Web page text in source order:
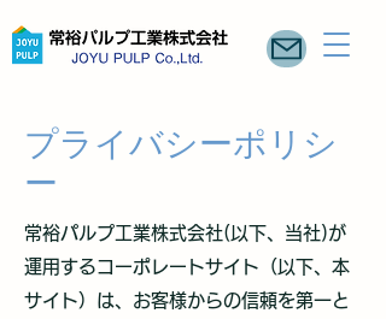
プライバシーポリシ
ー
常裕パルプ工業株式会社(以下、当社)が
運用するコーポレートサイト（以下、本
サイト）は、お客様からの信頼を第一と